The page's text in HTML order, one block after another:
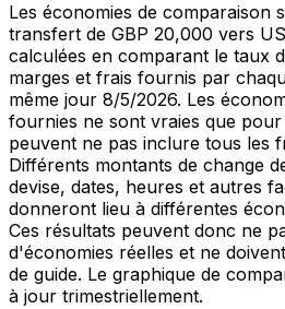
Les économies de comparaison
transfert de GBP 20,000 vers
calculées en comparant le taux
marges et frais fournis par
même jour 8/5/2026. Les
fournies ne sont vraies que
peuvent ne pas inclure tous les
Différents montants de change
devise, dates, heures et autres
donneront lieu à différentes
Ces résultats peuvent donc ne
d'économies réelles et ne
de guide. Le graphique de
à jour trimestriellement.